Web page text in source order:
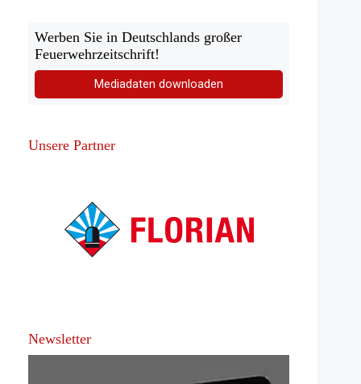
Werben Sie in Deutschlands großer
Feuerwehrzeitschrift!
Mediadaten downloaden
Unsere Partner
Newsletter